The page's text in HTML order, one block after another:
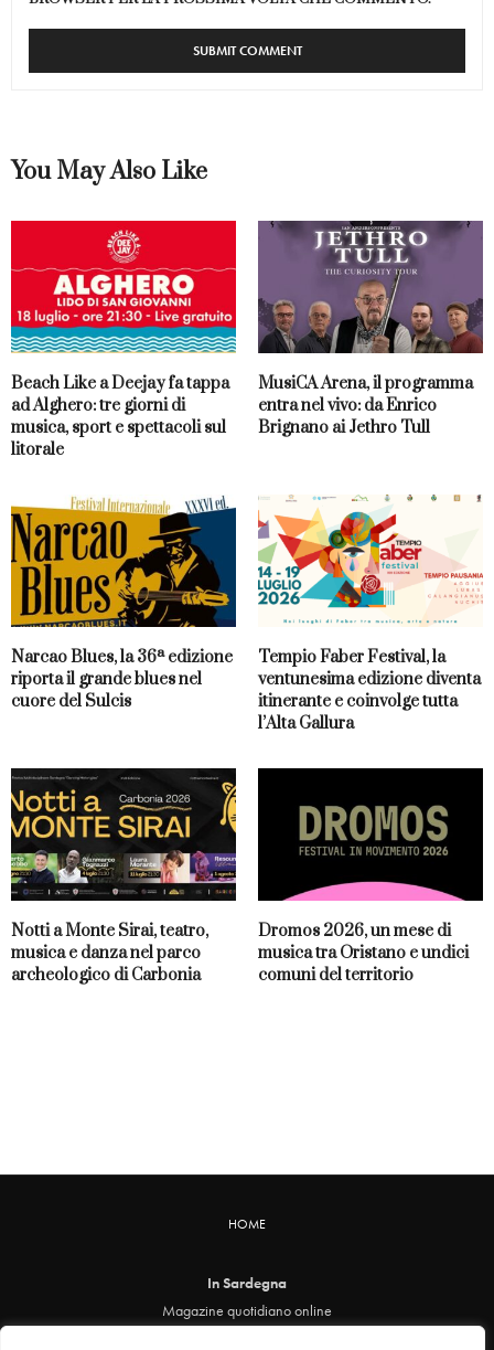
You May Also Like
Beach Like a Deejay fa tappa
ad Alghero: tre giorni di
musica, sport e spettacoli sul
litorale
MusiCA Arena, il programma
entra nel vivo: da Enrico
Brignano ai Jethro Tull
Narcao Blues, la 36ª edizione
riporta il grande blues nel
cuore del Sulcis
Tempio Faber Festival, la
ventunesima edizione diventa
itinerante e coinvolge tutta
l’Alta Gallura
Notti a Monte Sirai, teatro,
musica e danza nel parco
archeologico di Carbonia
Dromos 2026, un mese di
musica tra Oristano e undici
comuni del territorio
HOME
In Sardegna
Magazine quotidiano online